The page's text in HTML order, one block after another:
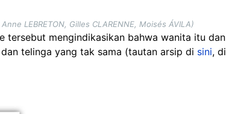
LEBRETON, Gilles CLARENNE, Moisés ÁVILA)
tersebut mengindikasikan bahwa wanita itu dan
telinga yang tak sama (tautan arsip di sini, di